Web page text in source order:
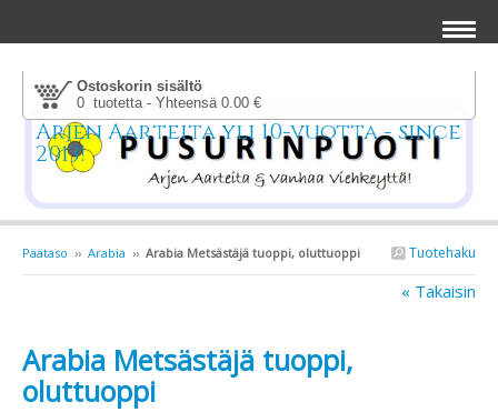
Ostoskorin sisältö
0 tuotetta - Yhteensä 0.00 €
Arjen Aarteita yli 10-vuotta - since
2013!
Tuotehaku
Päätaso ›› Arabia ›› Arabia Metsästäjä tuoppi, oluttuoppi
« Takaisin
Arabia Metsästäjä tuoppi,
oluttuoppi